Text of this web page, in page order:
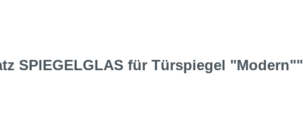
SPIEGELGLAS für Türspiegel "Modern""